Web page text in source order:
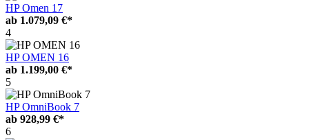
HP Omen 17
ab 1.079,09 €*
4
HP OMEN 16
ab 1.199,00 €*
5
HP OmniBook 7
ab 928,99 €*
6